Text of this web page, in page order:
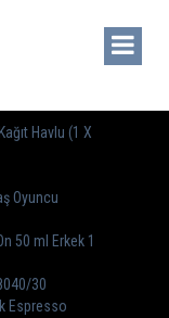
Havlu (1 X
Oyuncu
50 ml Erkek 1
30
Espresso